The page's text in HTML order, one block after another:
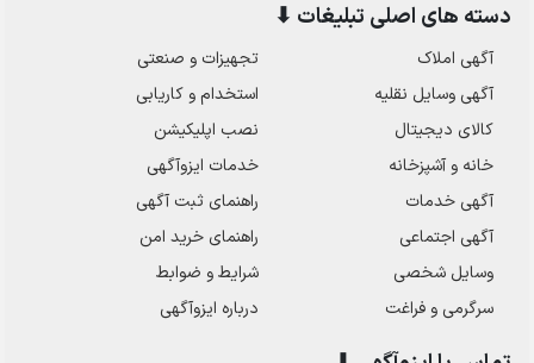
دسته های اصلی تبلیغات ⬇
آگهی املاک
آگهی وسایل نقلیه
کالای دیجیتال
خانه و آشپزخانه
آگهی خدمات
آگهی اجتماعی
وسایل شخصی
سرگرمی و فراغت
تجهیزات و صنعتی
استخدام و کاریابی
نصب اپلیکیشن
خدمات ایزوآگهی
راهنمای ثبت آگهی
راهنمای خرید امن
شرایط و ضوابط
درباره ایزوآگهی